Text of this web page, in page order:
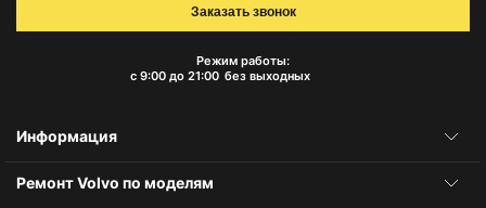
Режим работы:
с 9:00 до 21:00 без выходных
Заказать звонок
Информация
Ремонт Volvo по моделям